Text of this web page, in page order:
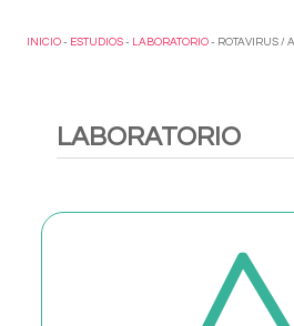
INICIO - ESTUDIOS - LABORATORIO - ROTAVIRUS /
LABORATORIO